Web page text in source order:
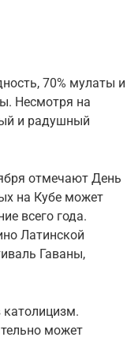
70% мулаты и
Несмотря на
и радушный
отмечают День
на Кубе может
всего года.
Латинской
Гаваны,
может